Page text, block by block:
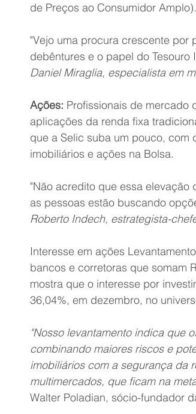
de Preços ao Consumidor Amplo).
"Vejo uma procura crescente por
debêntures e o papel do
Daniel Miraglia, especialista em
Ações: Profissionais de mercado
aplicações da renda fixa
que a Selic suba um pouco, com
imobiliários e ações na Bolsa.
"Não acredito que essa elevação
as pessoas estão buscando
Roberto Indech, estrategista-
Interesse em ações
bancos e corretoras que somam
mostra que o interesse por
36,04%, em dezembro, no
"Nosso levantamento indica que
combinando maiores riscos e
imobiliários com a segurança da
multimercados, que ficam na
Walter Poladian, sócio-fundador